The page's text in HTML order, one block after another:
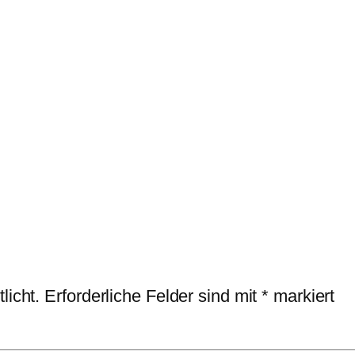
Erforderliche Felder sind mit* markiert